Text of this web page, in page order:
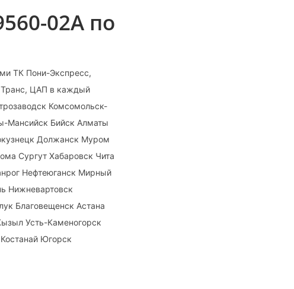
02А по
ТК Пони-Экспресс,
Транс, ЦАП в каждый
Комсомольск-
Мансийск Бийск Алматы
Должанск Муром
Сургут Хабаровск Чита
Нефтеюганск Мирный
Нижневартовск
Благовещенск Астана
Усть-Каменогорск
Югорск